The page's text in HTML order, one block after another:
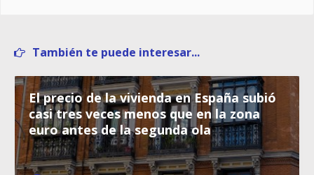
También te puede interesar...
El precio de la vivienda en España subió
casi tres veces menos que en la zona
euro antes de la segunda ola